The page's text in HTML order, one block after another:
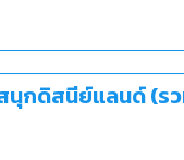
นุกดิสนีย์แลนด์ (ร